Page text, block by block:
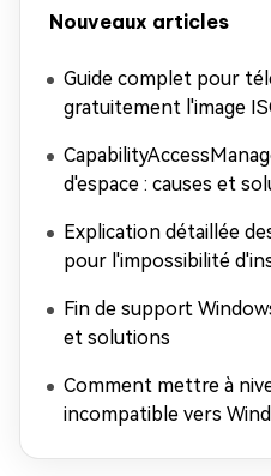
Nouveaux articles
Guide complet pour
gratuitement l'image
d'espace : causes et
Explication détaillée
pour l'impossibilité
Fin de support
et solutions
Comment mettre à
incompatible vers